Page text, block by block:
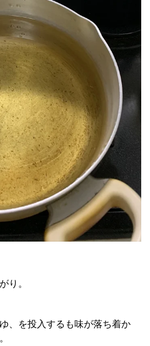
り。
、を投入するも味が落ち着か